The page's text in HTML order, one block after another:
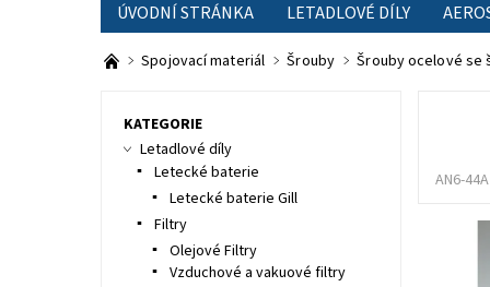
ÚVODNÍ STRÁNKA LETADLOVÉ DÍLY
AKCE
OBCHODNÍ PODMÍNKY
Spojovací materiál Šrouby Šrouby ocelové se
AN6-44A
KATEGORIE
Letadlové díly
Letecké baterie
Letecké baterie Gill
Filtry
Olejové Filtry
Vzduchové a vakuové filtry